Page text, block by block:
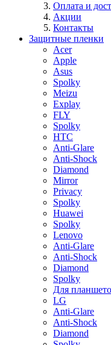
Оплата и
Акции
Контакты
Защитные пленки
Acer
Apple
Asus
Spolky
Meizu
Explay
FLY
Spolky
HTC
Anti-Glare
Anti-Shock
Diamond
Mirror
Privacy
Spolky
Huawei
Spolky
Lenovo
Anti-Glare
Anti-Shock
Diamond
Spolky
Для
LG
Anti-Glare
Anti-Shock
Diamond